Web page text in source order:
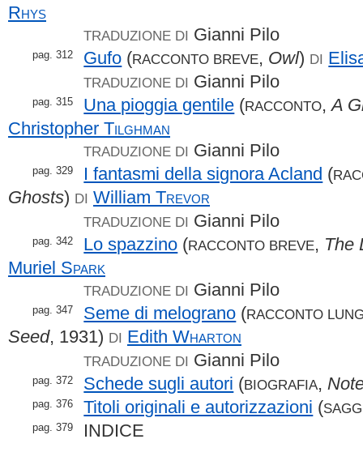
Rhys
TRADUZIONE DI Gianni Pilo
pag. 312 Gufo (RACCONTO BREVE, Owl) DI
TRADUZIONE DI Gianni Pilo
pag. 315 Una pioggia gentile (RACCONTO,A
Christopher Tilghman
TRADUZIONE DI Gianni Pilo
pag. 329 I fantasmi della signora Acland (
Ghosts) DI William Trevor
TRADUZIONE DI Gianni Pilo
pag. 342 Lo spazzino (RACCONTO BREVE, The
Muriel Spark
TRADUZIONE DI Gianni Pilo
pag. 347 Seme di melograno (RACCONTO
Seed, 1931) DI Edith Wharton
TRADUZIONE DI Gianni Pilo
pag. 372 Schede sugli autori (BIOGRAFIA,
pag. 376 Titoli originali e autorizzazioni (
pag. 379 INDICE